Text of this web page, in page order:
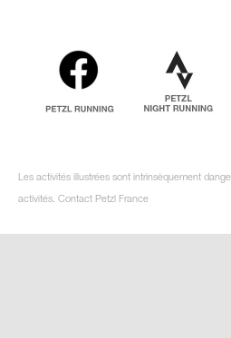
Les activités illustrées sont intrinsèquement
activités. Contact Petzl France